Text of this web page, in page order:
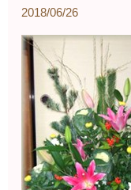
2018/06/26